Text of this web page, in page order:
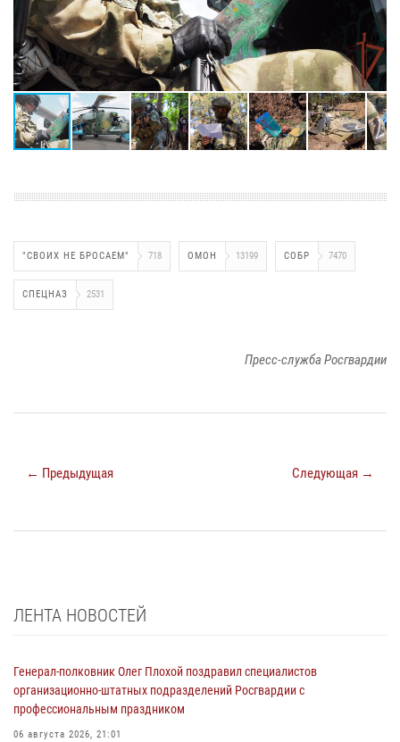
"СВОИХ НЕ БРОСАЕМ" 718 ОМОН 13199 СОБР 7470
СПЕЦНАЗ 2531
Пресс-служба Росгвардии
← Предыдущая Следующая →
ЛЕНТА НОВОСТЕЙ
Генерал-полковник Олег Плохой поздравил специалистов
организационно-штатных подразделений Росгвардии с
профессиональным праздником
06 августа 2026, 21:01